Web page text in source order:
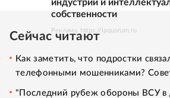
индустрий и
собственности
Реклама. https://ipquorum.ru
Сейчас читают
Как заметить, что подростки
телефонными мошенниками?
"Последний рубеж обороны ВСУ